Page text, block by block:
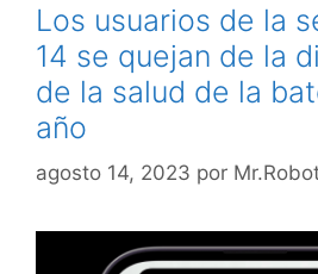
o
r
í
a
Los usuarios de la
14 se quejan de la
de la salud de la
año
agosto 14, 2023 por